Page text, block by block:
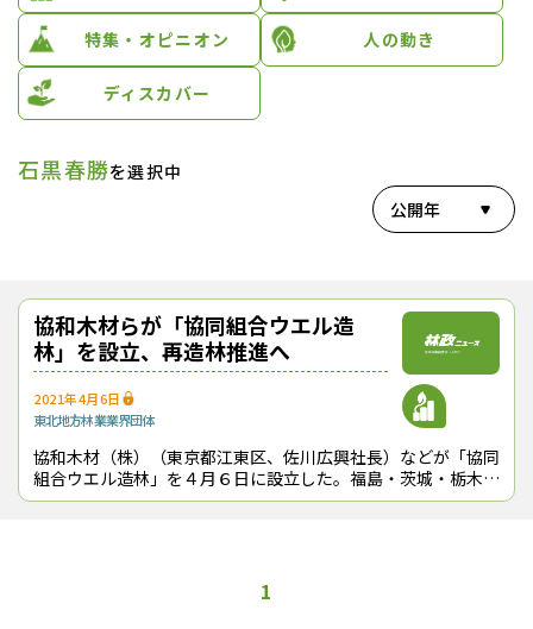
特集・オピニオン 人の動き
ディスカバー
石黒春勝を選択中
公開年
協和木材らが「協同組合ウエル造
林」を設立、再造林推進へ
2021年4月6日
東北地方林業業界団体
協和木材（株）（東京都江東区、佐川広興社長）などが「協同
組合ウエル造林」を４月６日に設立した。福島・茨城・栃木県
と東京都で、再造林事業を今年度は20ha、来年度以降は年間
1